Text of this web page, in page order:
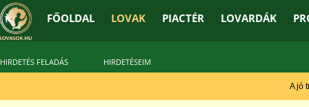
FŐOLDAL LOVAK PIACTÉR LOVARDÁK
HIRDETÉS FELADÁS HIRDETÉSEIM
A jó